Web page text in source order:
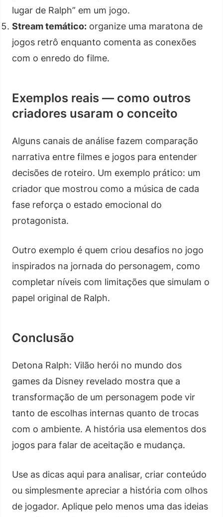
lugar de Ralph” em um jogo.
Stream temático: organize uma maratona de
jogos retrô enquanto comenta as conexões
com o enredo do filme.
Exemplos reais — como outros
criadores usaram o conceito
Alguns canais de análise fazem comparação
narrativa entre filmes e jogos para entender
decisões de roteiro. Um exemplo prático: um
criador que mostrou como a música de cada
fase reforça o estado emocional do
protagonista.
Outro exemplo é quem criou desafios no jogo
inspirados na jornada do personagem, como
completar níveis com limitações que simulam o
papel original de Ralph.
Conclusão
Detona Ralph: Vilão herói no mundo dos
games da Disney revelado mostra que a
transformação de um personagem pode vir
tanto de escolhas internas quanto de trocas
com o ambiente. A história usa elementos dos
jogos para falar de aceitação e mudança.
Use as dicas aqui para analisar, criar conteúdo
ou simplesmente apreciar a história com olhos
de jogador. Aplique pelo menos uma das ideias